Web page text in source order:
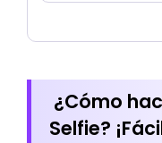
¿Cómo
Selfie?